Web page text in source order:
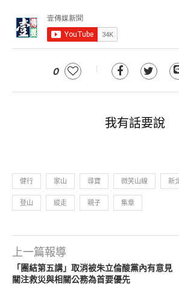
0
我有話要說
健行 家山 尋寶 微笑山線 新
登山 縱走 親子 集章
上一篇報導
「團結第五講」取消被朱立倫酸黨內有意
關注救災與相關公務為首要優先